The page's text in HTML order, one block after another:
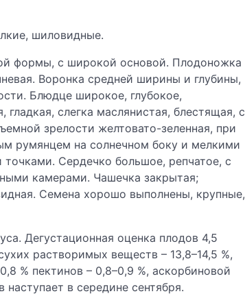
шиловидные.
формы, с широкой основой. Плодоножка
Воронка средней ширины и глубины,
Блюдце широкое, глубокое,
слегка маслянистая, блестящая, с
зрелости желтовато-зеленная, при
румянцем на солнечном боку и мелкими
Сердечко большое, репчатое, с
камерами. Чашечка закрытая;
Семена хорошо выполнены, крупные,
Дегустационная оценка плодов 4,5
растворимых веществ – 13,8–14,5 %,
% пектинов – 0,8–0,9 %, аскорбиновой
в середине сентября.